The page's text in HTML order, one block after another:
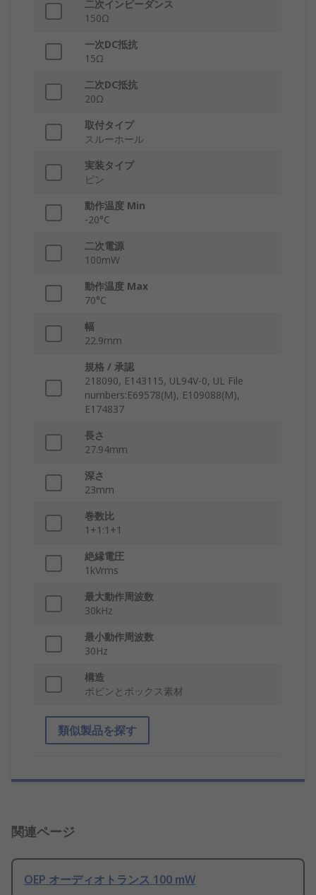
二次インピーダンス
150Ω
一次DC抵抗
15Ω
二次DC抵抗
20Ω
取付タイプ
スルーホール
実装タイプ
ピン
動作温度 Min
-20°C
二次電源
100mW
動作温度 Max
70°C
幅
22.9mm
規格 / 承認
218090, E143115, UL94V-0, UL File
numbers:E69578(M), E109088(M),
E174837
長さ
27.94mm
深さ
23mm
巻数比
1+1:1+1
絶縁電圧
1kVrms
最大動作周波数
30kHz
最小動作周波数
30Hz
構造
ボビンとボックス素材
類似製品を探す
関連ページ
OEP オーディオトランス 100 mW